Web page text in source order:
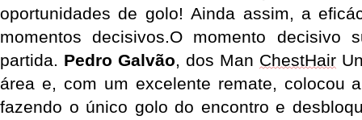
oportunidades de golo! Ainda assim, a
momentos decisivos.O momento decisivo
partida. Pedro Galvão, dos Man ChestHair
área e, com um excelente remate, colocou
fazendo o único golo do encontro e